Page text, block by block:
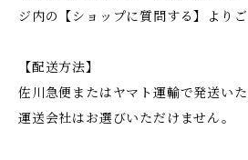
ジ内の【ショップに質問する】よりご
【配送方法】
佐川急便またはヤマト運輸で発送いた
運送会社はお選びいただけません。